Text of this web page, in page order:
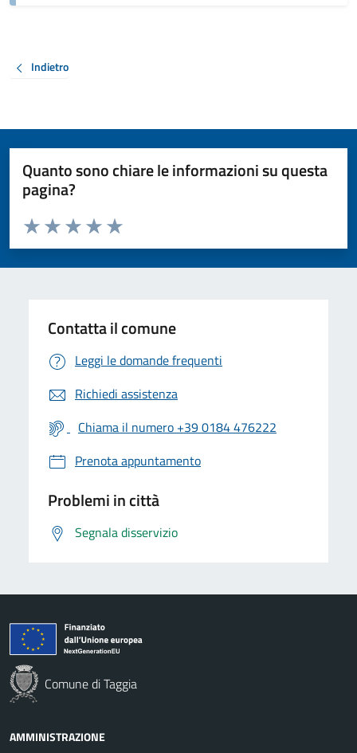
Indietro
Quanto sono chiare le informazioni su questa
pagina?
Valuta da 1 a 5 stelle la pagina
Valuta 5 stelle su 5
Valuta 4 stelle su 5
Valuta 3 stelle su 5
Valuta 2 stelle su 5
Valuta 1 stelle su 5
Contatta il comune
Leggi le domande frequenti
Richiedi assistenza
Chiama il numero +39 0184 476222
Prenota appuntamento
Problemi in città
Segnala disservizio
Comune di Taggia
AMMINISTRAZIONE